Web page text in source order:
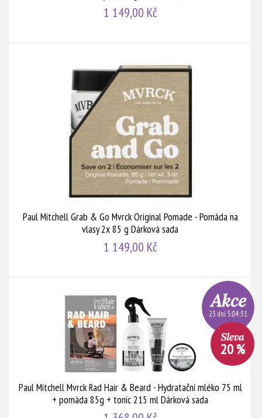
1 149,00 Kč
Paul Mitchell Grab & Go Mvrck Original Pomade - Pomáda na
vlasy 2x 85 g Dárková sada
1 149,00 Kč
Paul Mitchell Mvrck Rad Hair & Beard - Hydratační mléko 75 ml
+ pomáda 85g + tonic 215 ml Dárková sada
23 dní 5:04:31
20 %